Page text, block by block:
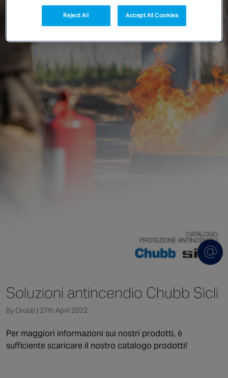
Austria
Belgium
France
Germany
Ireland
Spain
Netherlands
Soluzioni antincendio Chubb Sicli
By Chubb | 27th April 2022
Per maggiori informazioni sui nostri prodotti, è
sufficiente scaricare il nostro catalogo prodotti!
Reject All Accept All Cookies